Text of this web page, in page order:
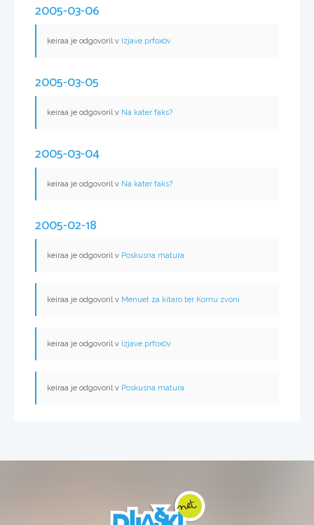
2005-03-06
keiraa je odgovoril v Izjave prfox0v
2005-03-05
keiraa je odgovoril v Na kater faks?
2005-03-04
keiraa je odgovoril v Na kater faks?
2005-02-18
keiraa je odgovoril v Poskusna matura
keiraa je odgovoril v Menuet za kitaro ter Komu zvoni
keiraa je odgovoril v Izjave prfox0v
keiraa je odgovoril v Poskusna matura